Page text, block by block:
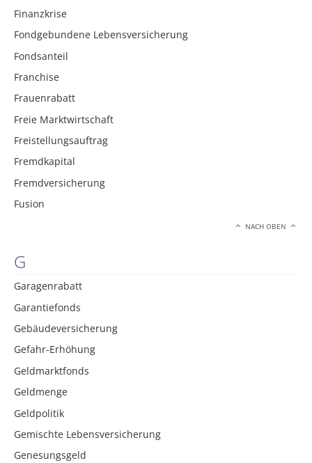
Finanzkrise
Fondgebundene Lebensversicherung
Fondsanteil
Franchise
Frauenrabatt
Freie Marktwirtschaft
Freistellungsauftrag
Fremdkapital
Fremdversicherung
Fusion
NACH OBEN
G
Garagenrabatt
Garantiefonds
Gebäudeversicherung
Gefahr-Erhöhung
Geldmarktfonds
Geldmenge
Geldpolitik
Gemischte Lebensversicherung
Genesungsgeld